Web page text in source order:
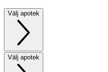
Välj apotek
Välj apotek